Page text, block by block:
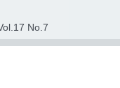
No.7